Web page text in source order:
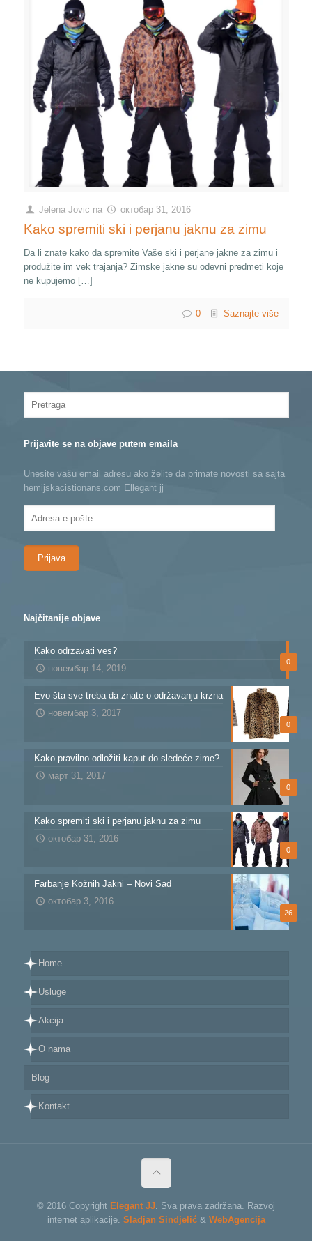
Jelena Jovic na октобар 31, 2016
Kako spremiti ski i perjanu jaknu za zimu
Da li znate kako da spremite Vaše ski i perjane jakne za zimu i
produžite im vek trajanja? Zimske jakne su odevni predmeti koje
ne kupujemo […]
0 Saznajte više
Prijavite se na objave putem emaila
Unesite vašu email adresu ako želite da primate novosti sa sajta
hemijskacistionans.com Ellegant jj
Adresa
Najčitanije objave
0
Kako odrzavati ves?
новембар 14, 2019
0
Evo šta sve treba da znate o održavanju krzna
новембар 3, 2017
0
Kako pravilno odložiti kaput do sledeće zime?
март 31, 2017
0
Kako spremiti ski i perjanu jaknu za zimu
октобар 31, 2016
26
Farbanje Kožnih Jakni – Novi Sad
октобар 3, 2016
Home
Usluge
Akcija
O nama
Blog
Kontakt
© 2016 Copyright Elegant JJ. Sva prava zadržana. Razvoj
internet aplikacije. Sladjan Sindjelić& WebAgencija